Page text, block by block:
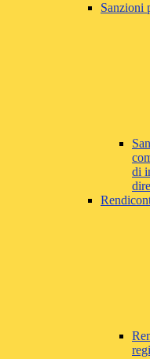
Sanzioni
di